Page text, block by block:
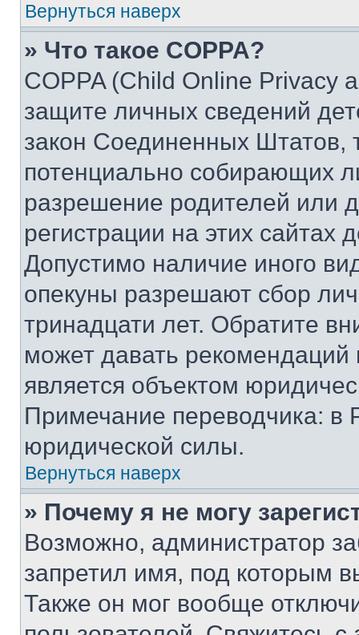
Вернуться наверх
» Что такое COPPA?
COPPA (Child Online Privacy
защите личных сведений
закон Соединенных Штатов,
потенциально собирающих
разрешение родителей или
регистрации на этих сайтах
Допустимо наличие иного
опекуны разрешают сбор
тринадцати лет. Обратите
может давать
является объектом
Примечание переводчика: в
юридической силы.
Вернуться наверх
» Почему я не могу
Возможно, администратор
запретил имя, под которым
Также он мог вообще